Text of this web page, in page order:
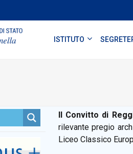
ISTITUTO
Il Convitto di
rilevante pregio
Liceo Classico